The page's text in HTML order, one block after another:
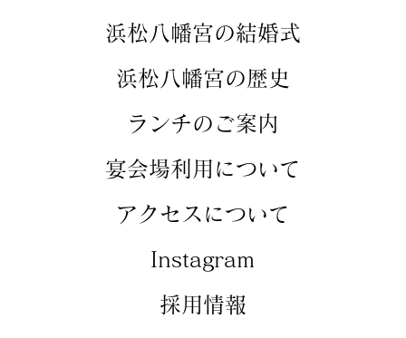
​浜松八幡宮の結婚式
​浜松八幡宮の歴史
​ランチのご案内
​宴会場利用について
アクセスについて
​Instagram
​採用情報